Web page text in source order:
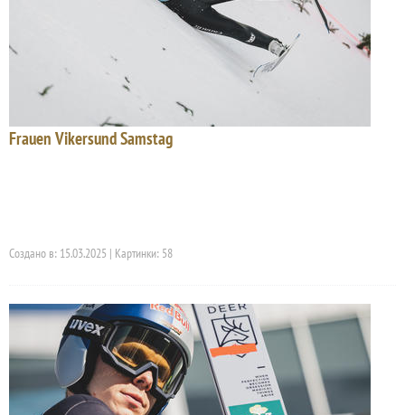
Frauen Vikersund Samstag
Создано в: 15.03.2025 | Картинки: 58